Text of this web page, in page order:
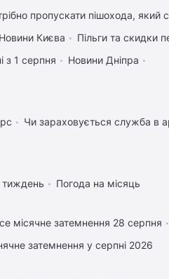
пропускати пішохода, який
Новини Києва
Пільги та скидки
з 1 серпня
Новини Дніпра
Чи зараховується служба в
тиждень Погода на місяць
місячне затемнення 28 серпня
затемнення у серпні 2026